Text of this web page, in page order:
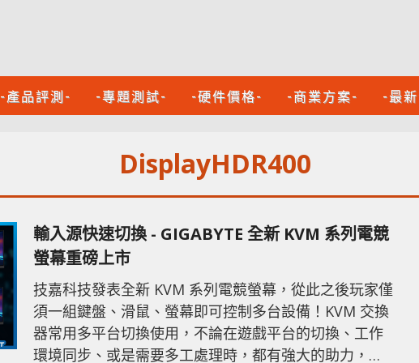
-產品評測- -專題測試- -硬件價格- -商業方案- -最
DisplayHDR400
輸入源快速切換 - GIGABYTE 全新 KVM 系列電競
螢幕重磅上市
技嘉科技發表全新 KVM 系列電競螢幕，從此之後玩家僅
須一組鍵盤、滑鼠、螢幕即可控制多台設備！KVM 交換
器常用多平台切換使用，不論在遊戲平台的切換、工作
環境同步、或是需要多工處理時，都有強大的助力，隨